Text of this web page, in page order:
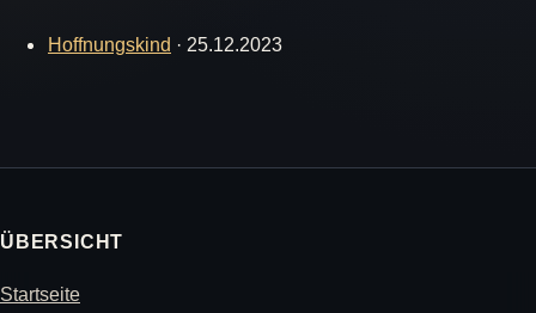
Hoffnungskind · 25.12.2023
ÜBERSICHT
Startseite